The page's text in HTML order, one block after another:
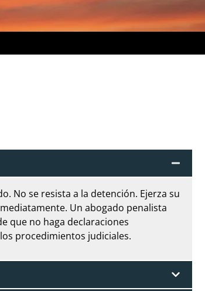
No se resista a la detención. Ejerza su
Un abogado penalista
que no haga declaraciones
procedimientos judiciales.